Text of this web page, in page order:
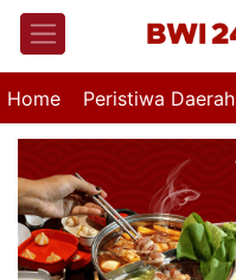
Home Peristiwa Daerah